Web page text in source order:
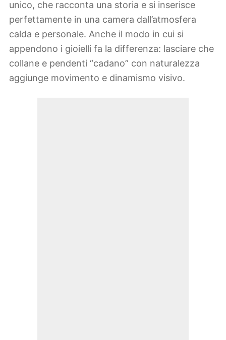
unico, che racconta una storia e si inserisce
perfettamente in una camera dall’atmosfera
calda e personale. Anche il modo in cui si
appendono i gioielli fa la differenza: lasciare che
collane e pendenti “cadano” con naturalezza
aggiunge movimento e dinamismo visivo.